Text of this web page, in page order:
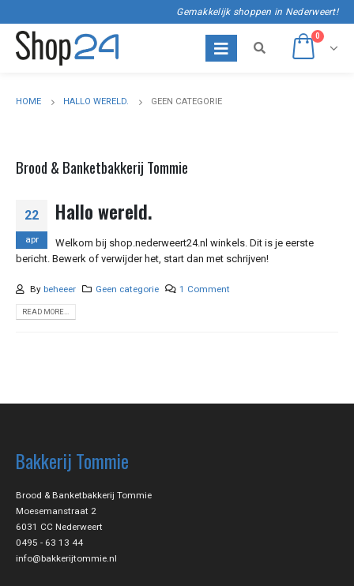
Gemakkelijk shoppen in Nederweert!
0
HOME HALLO WERELD. GEEN CATEGORIE
Brood & Banketbakkerij Tommie
22
apr
Hallo wereld.
Welkom bij shop.nederweert24.nl winkels. Dit is je eerste
bericht. Bewerk of verwijder het, start dan met schrijven!
By beheeer Geen categorie 1 Comment
READ MORE...
Bakkerij Tommie
Brood & Banketbakkerij Tommie
Moesemanstraat 2
6031 CC Nederweert
0495 - 63 13 44
info@bakkerijtommie.nl